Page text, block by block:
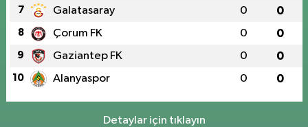
7 Galatasaray 0 0
8 Çorum FK 0 0
9 Gaziantep FK 0 0
10 Alanyaspor 0 0
Detaylar için tıklayın